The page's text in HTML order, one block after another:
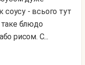
соусу - всього тут
таке блюдо
рисом. С...